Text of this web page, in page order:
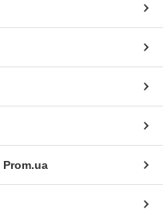
Prom.ua